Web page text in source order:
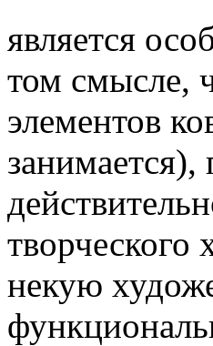
является
том смысле,
элементов
занимается),
творческого
некую